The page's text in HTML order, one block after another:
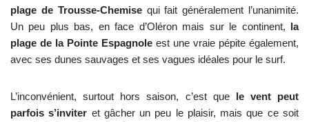
plage de Trousse-Chemisequi fait généralement l’unanimité.
Un peu plus bas, en face d’Oléron mais sur le continent, la
plage de la Pointe Espagnole est une vraie pépite également,
avec ses dunes sauvages et ses vagues idéales pour le surf.
L’inconvénient, surtout hors saison, c’est que le vent peut
parfois s’inviter et gâcher un peu le plaisir, mais que ce soit